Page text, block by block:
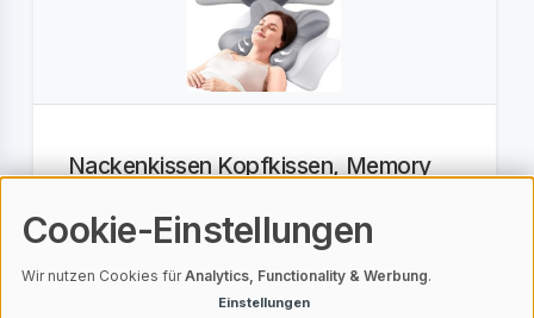
Nackenkissen Kopfkissen, Memory
Ergonomisches Kopfkissen, Pillow Kis
4,5 (125 Bewertungen)
Cookie-Einstellungen
Wir nutzen Cookies fürAnalytics, Functionality & Werbung.
Einstellungen